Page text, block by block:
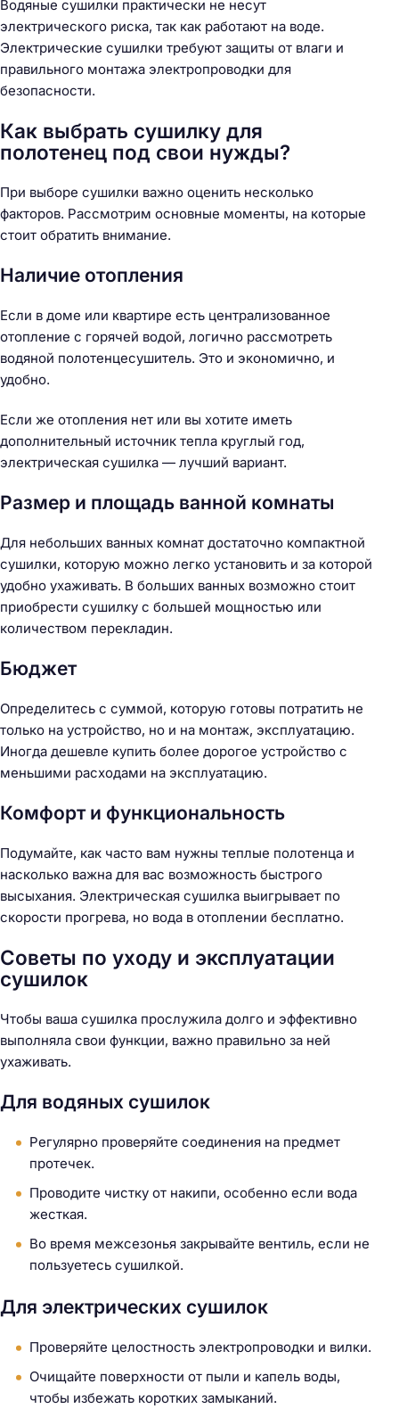
Водяные сушилки практически не несут
электрического риска, так как работают на воде.
Электрические сушилки требуют защиты от влаги и
правильного монтажа электропроводки для
безопасности.
Как выбрать сушилку для
полотенец под свои нужды?
При выборе сушилки важно оценить несколько
факторов. Рассмотрим основные моменты, на которые
стоит обратить внимание.
Наличие отопления
Если в доме или квартире есть централизованное
отопление с горячей водой, логично рассмотреть
водяной полотенцесушитель. Это и экономично, и
удобно.
Если же отопления нет или вы хотите иметь
дополнительный источник тепла круглый год,
электрическая сушилка — лучший вариант.
Размер и площадь ванной комнаты
Для небольших ванных комнат достаточно компактной
сушилки, которую можно легко установить и за которой
удобно ухаживать. В больших ванных возможно стоит
приобрести сушилку с большей мощностью или
количеством перекладин.
Бюджет
Определитесь с суммой, которую готовы потратить не
только на устройство, но и на монтаж, эксплуатацию.
Иногда дешевле купить более дорогое устройство с
меньшими расходами на эксплуатацию.
Комфорт и функциональность
Подумайте, как часто вам нужны теплые полотенца и
насколько важна для вас возможность быстрого
высыхания. Электрическая сушилка выигрывает по
скорости прогрева, но вода в отоплении бесплатно.
Советы по уходу и эксплуатации
сушилок
Чтобы ваша сушилка прослужила долго и эффективно
выполняла свои функции, важно правильно за ней
ухаживать.
Для водяных сушилок
Регулярно проверяйте соединения на предмет
протечек.
Проводите чистку от накипи, особенно если вода
жесткая.
Во время межсезонья закрывайте вентиль, если не
пользуетесь сушилкой.
Для электрических сушилок
Проверяйте целостность электропроводки и вилки.
Очищайте поверхности от пыли и капель воды,
чтобы избежать коротких замыканий.
а
т
и
: